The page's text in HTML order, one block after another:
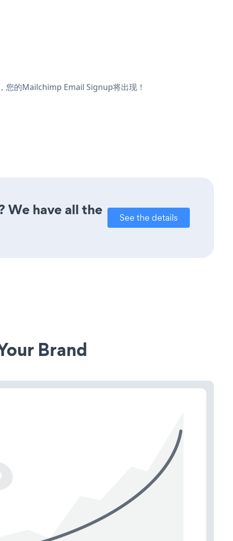
的Mailchimp Email Signup将出现！
We have all the
See the details
Brand